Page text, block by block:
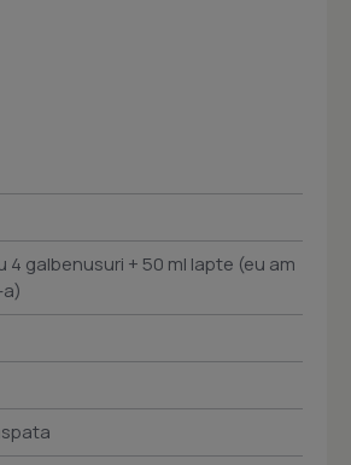
4 galbenusuri + 50 ml lapte (eu am